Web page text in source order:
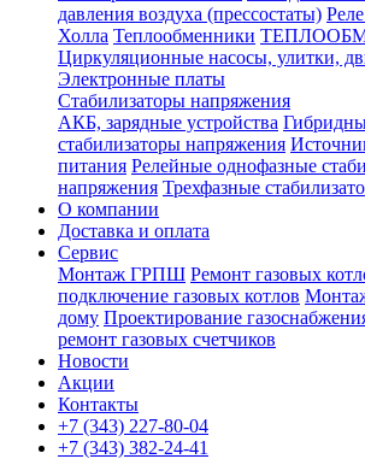
давления воздуха (прессостаты)
Холла Теплообменники
Циркуляционные насосы, улитки,
Электронные платы
Стабилизаторы напряжения
АКБ, зарядные устройства
стабилизаторы напряжения
питания Релейные однофазные
напряжения Трехфазные
О компании
Доставка и оплата
Сервис
Монтаж ГРПШ Ремонт газовых
подключение газовых котлов
дому Проектирование
ремонт газовых счетчиков
Новости
Акции
Контакты
+7 (343) 227-80-04
+7 (343) 382-24-41